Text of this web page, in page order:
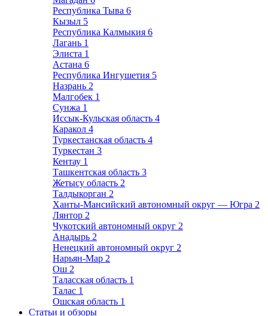
Республика Тыва 6
Кызыл 5
Республика Калмыкия 6
Лагань 1
Элиста 1
Астана 6
Республика Ингушетия 5
Назрань 2
Малгобек 1
Сунжа 1
Иссык-Кульская область 4
Каракол 4
Туркестанская область 4
Туркестан 3
Кентау 1
Ташкентская область 3
Жетысу область 2
Талдыкорган 2
Ханты-Мансийский автономный округ — Югра 2
Лянтор 2
Чукотский автономный округ 2
Анадырь 2
Ненецкий автономный округ 2
Нарьян-Мар 2
Ош 2
Таласская область 1
Талас 1
Ошская область 1
Статьи и обзоры